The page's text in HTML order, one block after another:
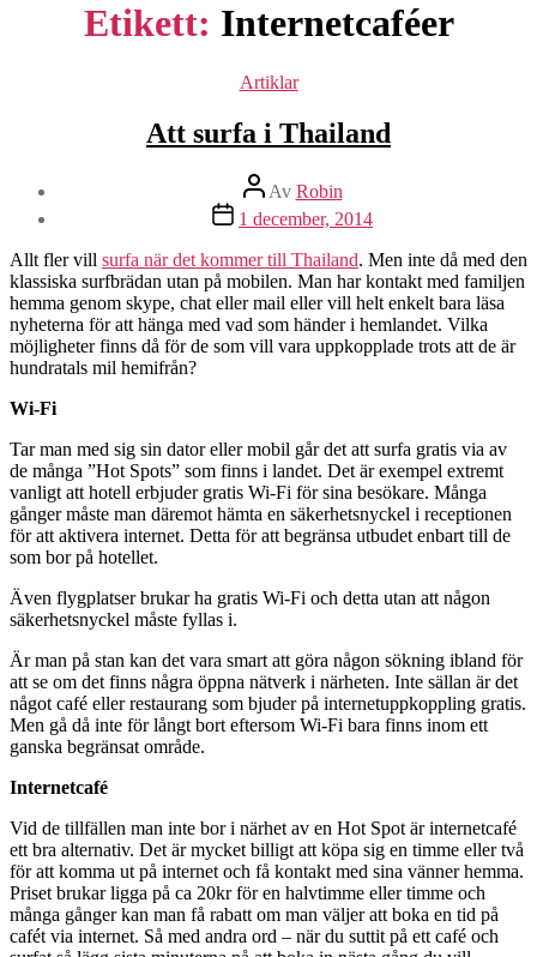
Etikett: Internetcaféer
Kategorier
Artiklar
Att surfa i Thailand
Inläggsförfattare
Av Robin
Inläggsdatum
1 december, 2014
Allt fler vill surfa när det kommer till Thailand. Men inte då med den
klassiska surfbrädan utan på mobilen. Man har kontakt med familjen
hemma genom skype, chat eller mail eller vill helt enkelt bara läsa
nyheterna för att hänga med vad som händer i hemlandet. Vilka
möjligheter finns då för de som vill vara uppkopplade trots att de är
hundratals mil hemifrån?
Wi-Fi
Tar man med sig sin dator eller mobil går det att surfa gratis via av
de många ”Hot Spots” som finns i landet. Det är exempel extremt
vanligt att hotell erbjuder gratis Wi-Fi för sina besökare. Många
gånger måste man däremot hämta en säkerhetsnyckel i receptionen
för att aktivera internet. Detta för att begränsa utbudet enbart till de
som bor på hotellet.
Även flygplatser brukar ha gratis Wi-Fi och detta utan att någon
säkerhetsnyckel måste fyllas i.
Är man på stan kan det vara smart att göra någon sökning ibland för
att se om det finns några öppna nätverk i närheten. Inte sällan är det
något café eller restaurang som bjuder på internetuppkoppling gratis.
Men gå då inte för långt bort eftersom Wi-Fi bara finns inom ett
ganska begränsat område.
Internetcafé
Vid de tillfällen man inte bor i närhet av en Hot Spot är internetcafé
ett bra alternativ. Det är mycket billigt att köpa sig en timme eller två
för att komma ut på internet och få kontakt med sina vänner hemma.
Priset brukar ligga på ca 20kr för en halvtimme eller timme och
många gånger kan man få rabatt om man väljer att boka en tid på
cafét via internet. Så med andra ord – när du suttit på ett café och